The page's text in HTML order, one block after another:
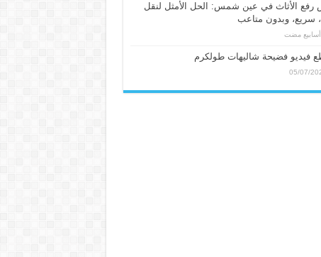
رفع الأثاث في عين شمس: الحل الأمثل لنقل
سريع، وبدون متاعب
فيديو فضيحة شاليهات طولكرم
05/07/